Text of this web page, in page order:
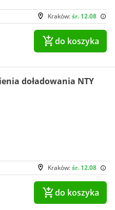
Kraków:śr. 12.08
do koszyka
doładowania NTY
Kraków:śr. 12.08
do koszyka